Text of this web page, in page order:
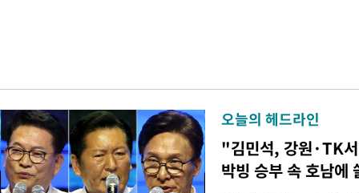
오늘의 헤드라인
"김민석, 강원·TK
박빙 승부 속 호남에